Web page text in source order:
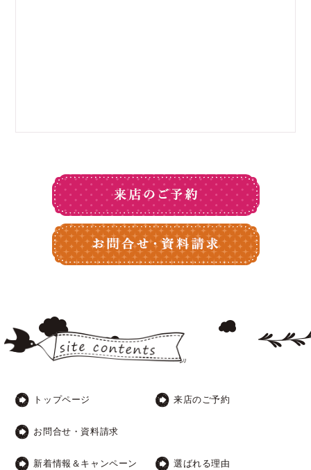
トップページ 来店のご予約
お問合せ・資料請求
新着情報＆キャンペーン 選ばれる理由